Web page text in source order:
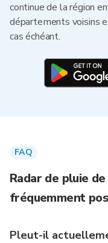
continue de la région
départements voisins
cas échéant.
FAQ
Radar de pluie
fréquemment
Pleut-il